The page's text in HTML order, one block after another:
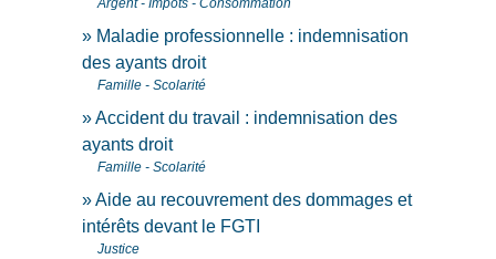
Argent - Impôts - Consommation
Maladie professionnelle : indemnisation
des ayants droit
Famille - Scolarité
Accident du travail : indemnisation des
ayants droit
Famille - Scolarité
Aide au recouvrement des dommages et
intérêts devant le FGTI
Justice